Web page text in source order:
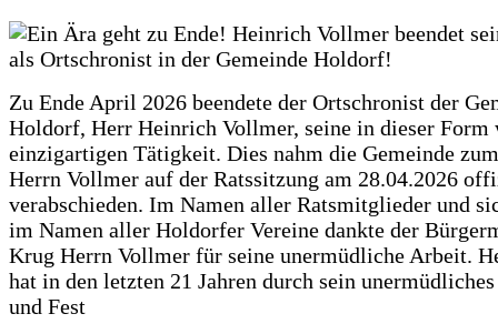
Zu Ende April 2026 beendete der Ortschronist der
Holdorf, Herr Heinrich Vollmer, seine in dieser Form
einzigartigen Tätigkeit. Dies nahm die Gemeinde
Herrn Vollmer auf der Ratssitzung am 28.04.2026
verabschieden. Im Namen aller Ratsmitglieder und
im Namen aller Holdorfer Vereine dankte der
Krug Herrn Vollmer für seine unermüdliche Arbeit.
hat in den letzten 21 Jahren durch sein
und Fest